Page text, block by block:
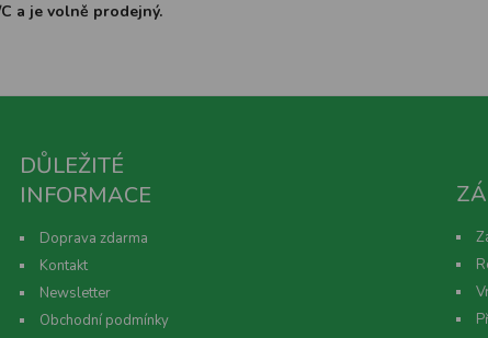
a je volně prodejný.
DŮLEŽITÉ
INFORMACE
Doprava zdarma
Kontakt
Newsletter
Obchodní podmínky